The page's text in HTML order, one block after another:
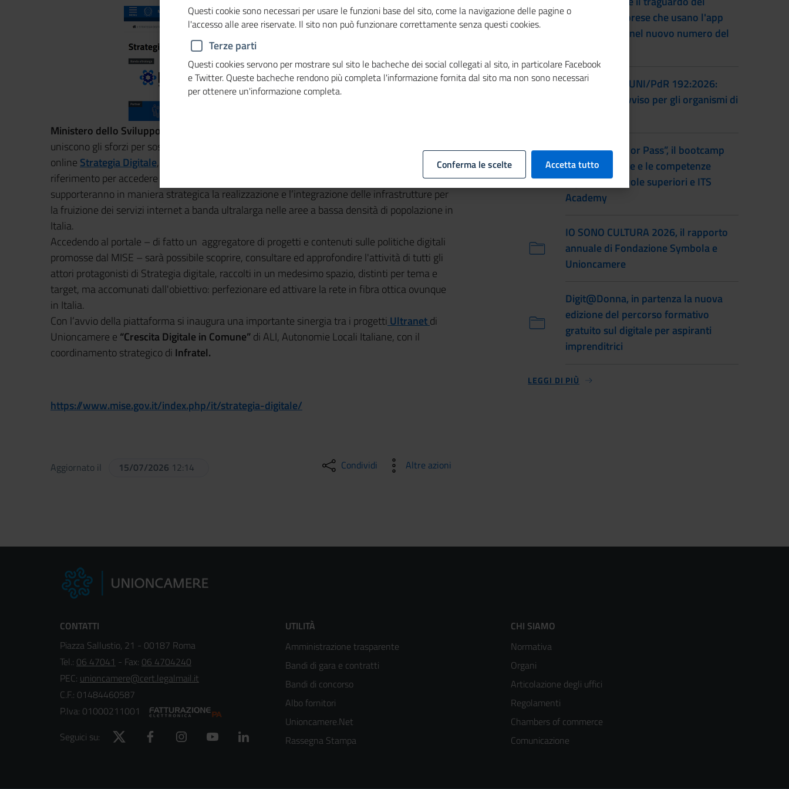
Ministero dello Sviluppo economico, Unioncamere
uniscono gli sforzi per sostenere la diffusione della
nel Paese. Da oggi è
online Strategia Digitale, a cui pubbliche amministrazioni e imprese possono fare
riferimento per accedere a una serie di progetti, eventi ed iniziative che promuoveranno e
supporteranno in maniera strategica la realizzazione e l’integrazione delle infrastrutture per
la fruizione dei servizi internet a banda ultralarga nelle aree a bassa densità di popolazione in
Italia.
Accedendo al portale – di fatto un aggregatore di progetti e contenuti sulle politiche digitali
promosse dal MISE – sarà possibile scoprire, consultare ed approfondire l'attività di tutti gli
attori protagonisti di Strategia digitale, raccolti in un medesimo spazio, distinti per tema e
target, ma accomunati dall'obiettivo: perfezionare ed attivare la rete in fibra ottica ovunque
in Italia.
Con l’avvio della piattaforma si inaugura una importante sinergia tra i progetti Ultranetdi
Unioncamere e “Crescita Digitale in Comune”di ALI, Autonomie Locali Italiane, con il
coordinamento strategico di Infratel.
https://www.mise.gov.it/index.php/it/strategia-digitale/
Aggiornato il 15/07/2026 12:14 Condividi Altre azioni
numero di imprese che usano l'app
Impresa Italia nel nuovo numero del
Certificazione UNI/PdR 192:2026:
pubblicato l'avviso per gli organismi di
Torna “Smash or Pass”, il bootcamp
sull’educazione e le competenze
digitali per scuole superiori e ITS
Academy
IO SONO CULTURA 2026, il rapporto
annuale di Fondazione Symbola e
Unioncamere
Digit@Donna, in partenza la nuova
edizione del percorso formativo
gratuito sul digitale per aspiranti
imprenditrici
LEGGI DI PIÙ
CONTATTI
Piazza Sallustio, 21 - 00187 Roma
Tel.: 06 47041 - Fax: 06 4704240
PEC: unioncamere@cert.legalmail.it
C.F.: 01484460587
P.Iva: 01000211001
Seguici su:
Twitter Facebook Instagram YouTube
Footer
menù
colonna
2
UTILITÀ
Amministrazione trasparente
Bandi di gara e contratti
Bandi di concorso
Albo fornitori
Unioncamere.Net
Rassegna Stampa
Footer
menù
colonna
3
CHI SIAMO
Normativa
Organi
Articolazione degli uffici
Regolamenti
Chambers of commerce
Comunicazione
Questi cookie sono necessari per usare le funzioni base del sito, come la navigazione delle pagine o
l'accesso alle aree riservate. Il sito non può funzionare correttamente senza questi cookies.
Terze parti
Questi cookies servono per mostrare sul sito le bacheche dei social collegati al sito, in particolare Facebook
e Twitter. Queste bacheche rendono più completa l'informazione fornita dal sito ma non sono necessari
per ottenere un'informazione completa.
Conferma le scelte Accetta tutto